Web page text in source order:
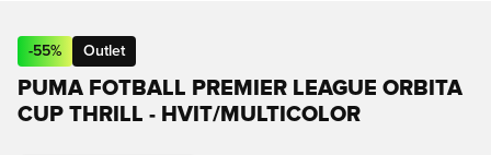
-55% Outlet
PUMA FOTBALL PREMIER LEAGUE ORBITA
CUP THRILL - HVIT/MULTICOLOR